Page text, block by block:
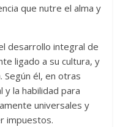
que nutre el alma y
desarrollo integral de
ligado a su cultura, y
Según él, en otras
y la habilidad para
universales y
impuestos.